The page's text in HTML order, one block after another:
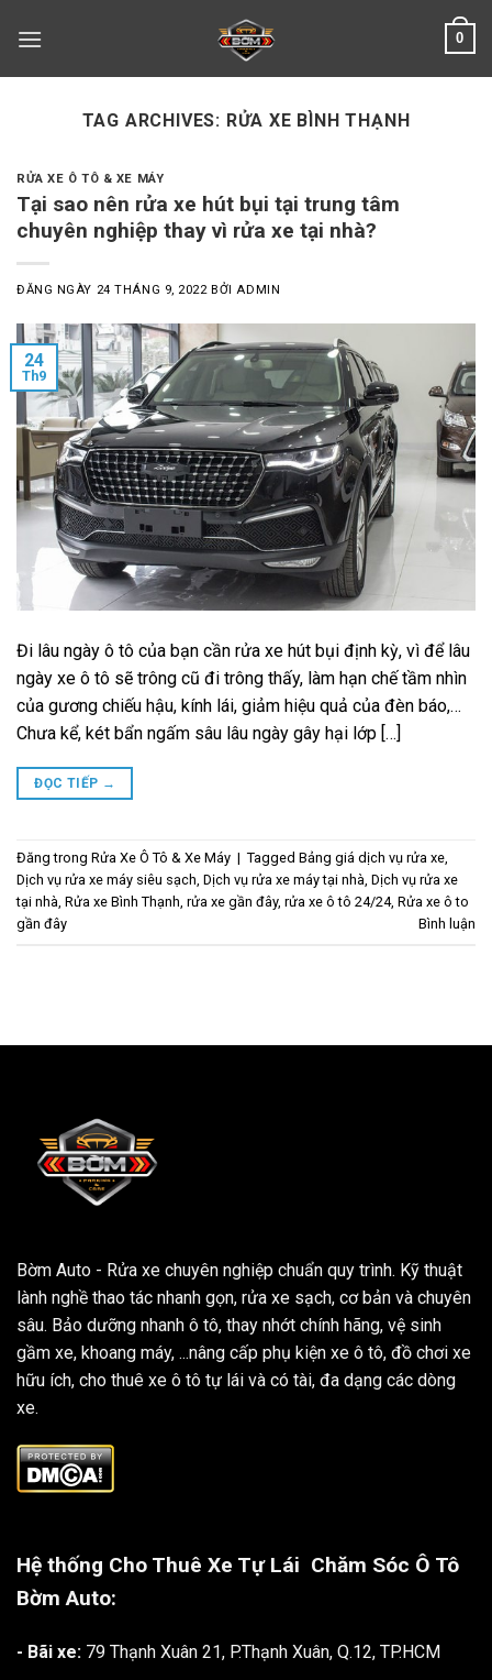
0
TAG ARCHIVES: RỬA XE BÌNH THẠNH
RỬA XE Ô TÔ & XE MÁY
Tại sao nên rửa xe hút bụi tại trung tâm
chuyên nghiệp thay vì rửa xe tại nhà?
ĐĂNG NGÀY 24 THÁNG 9, 2022 BỞI ADMIN
24
Th9
Đi lâu ngày ô tô của bạn cần rửa xe hút bụi định kỳ, vì để lâu
ngày xe ô tô sẽ trông cũ đi trông thấy, làm hạn chế tầm nhìn
của gương chiếu hậu, kính lái, giảm hiệu quả của đèn báo,…
Chưa kể, két bẩn ngấm sâu lâu ngày gây hại lớp […]
ĐỌC TIẾP →
Đăng trong Rửa Xe Ô Tô & Xe Máy | Tagged Bảng giá dịch vụ rửa xe,
Dịch vụ rửa xe máy siêu sạch, Dịch vụ rửa xe máy tại nhà, Dịch vụ rửa xe
tại nhà, Rửa xe Bình Thạnh, rửa xe gần đây, rửa xe ô tô 24/24, Rửa xe ô to
gần đây
Bình luận
Bờm Auto - Rửa xe chuyên nghiệp chuẩn quy trình. Kỹ thuật
lành nghề thao tác nhanh gọn, rửa xe sạch, cơ bản và chuyên
sâu. Bảo dưỡng nhanh ô tô, thay nhớt chính hãng, vệ sinh
gầm xe, khoang máy, ...nâng cấp phụ kiện xe ô tô, đồ chơi xe
hữu ích, cho thuê xe ô tô tự lái và có tài, đa dạng các dòng
xe.
Hệ thống Cho Thuê Xe Tự Lái Chăm Sóc Ô Tô
Bờm Auto:
- Bãi xe: 79 Thạnh Xuân 21, P.Thạnh Xuân, Q.12, TP.HCM